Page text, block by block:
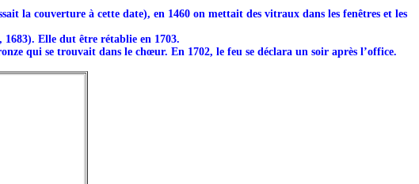
la couverture à cette date), en 1460 on mettait des vitraux dans les fenêtres et les
1683). Elle dut être rétablie en 1703.
qui se trouvait dans le chœur. En 1702, le feu se déclara un soir après l’office.